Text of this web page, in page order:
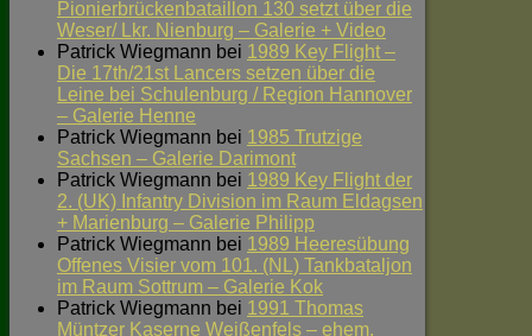
Pionierbrückenbataillon 130 setzt über die
Weser/ Lkr. Nienburg – Galerie + Video
Patrick Wiegmann bei 1989 Key Flight –
Die 17th/21st Lancers setzen über die
Leine bei Schulenburg / Region Hannover
– Galerie Henne
Patrick Wiegmann bei 1985 Trutzige
Sachsen – Galerie Darimont
Patrick Wiegmann bei 1989 Key Flight der
2. (UK) Infantry Division im Raum Eldagsen
+ Marienburg – Galerie Philipp
Patrick Wiegmann bei 1989 Heeresübung
Offenes Visier vom 101. (NL) Tankbataljon
im Raum Sottrum – Galerie Kok
Patrick Wiegmann bei 1991 Thomas
Müntzer Kaserne Weißenfels – ehem.